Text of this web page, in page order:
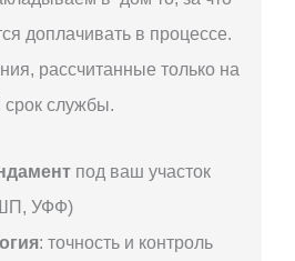
доплачивать в процессе.
рассчитанные только на
срок службы.
под ваш участок
УФФ)
: точность и контроль